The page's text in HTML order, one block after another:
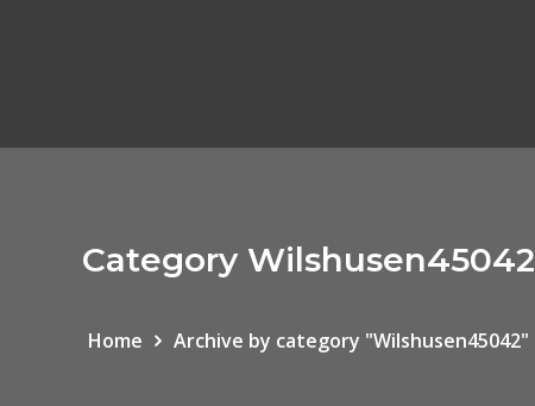
Category Wilshusen45042
Home Archive by category "Wilshusen45042"